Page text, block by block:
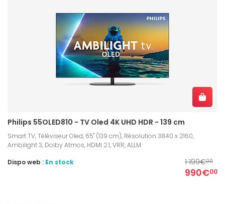
Philips 55OLED810 - TV Oled 4K UHD HDR - 139 cm
Smart TV, Téléviseur Oled, 65" (139 cm), Résolution 3840 x 2160,
Ambilight 3, Dolby Atmos, HDMI 2.1, VRR, ALLM
1 199€00
990€00
Dispo web : En stock